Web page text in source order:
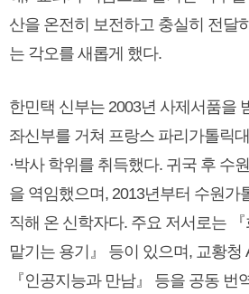
산을 온전히 보전하고 충실히 전달
는 각오를 새롭게 했다.
한민택 신부는 2003년 사제서품을
좌신부를 거쳐 프랑스 파리가톨릭
·박사 학위를 취득했다. 귀국 후 수
을 역임했으며, 2013년부터 수원가
직해 온 신학자다. 주요 저서로는
맡기는 용기』 등이 있으며, 교황청
『인공지능과 만남』 등을 공동 번